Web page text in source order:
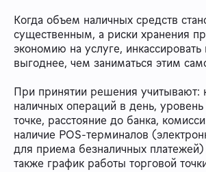
Когда объем наличных средств
существенным, а риски хранения
экономию на услуге,
выгоднее, чем заниматься этим
При принятии решения учитывают:
наличных операций в день, уровень
точке, расстояние до банка,
наличие POS-терминалов
для приема безналичных платежей)
также график работы торговой